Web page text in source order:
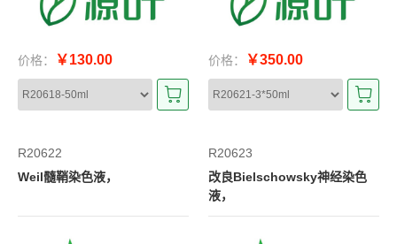
价格： ￥130.00 价格： ￥350.00
R20622
Weil髓鞘染色液，
R20623
改良Bielschowsky神经染色
液，